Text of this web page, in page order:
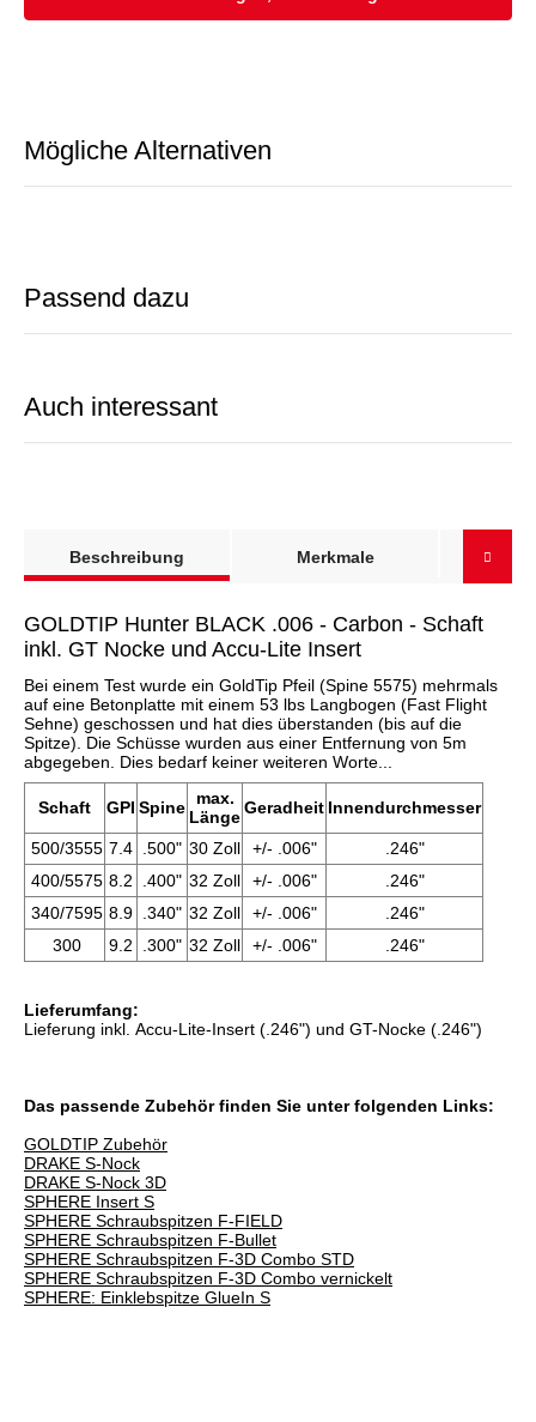
Mögliche Alternativen
Passend dazu
Auch interessant
Beschreibung
Merkmale
GOLDTIP Hunter BLACK .006 - Carbon - Schaft
inkl. GT Nocke und Accu-Lite Insert
Bei einem Test wurde ein GoldTip Pfeil (Spine 5575) mehrmals
auf eine Betonplatte mit einem 53 lbs Langbogen (Fast Flight
Sehne) geschossen und hat dies überstanden (bis auf die
Spitze). Die Schüsse wurden aus einer Entfernung von 5m
abgegeben. Dies bedarf keiner weiteren Worte...
Schaft GPI Spine
max.
LängeGeradheit Innendurchmesser
500/3555 7.4 .500" 30 Zoll +/- .006"
.246"
400/5575 8.2 .400" 32 Zoll +/- .006"
.246"
340/7595 8.9 .340" 32 Zoll +/- .006"
.246"
300
9.2 .300" 32 Zoll +/- .006" .246"
Lieferumfang:
Lieferung inkl. Accu-Lite-Insert (.246") und GT-Nocke (.246")
Das passende Zubehör finden Sie unter folgenden Links:
GOLDTIP Zubehör
DRAKE S-Nock
DRAKE S-Nock 3D
SPHERE Insert S
SPHERE Schraubspitzen F-FIELD
SPHERE Schraubspitzen F-Bullet
SPHERE Schraubspitzen F-3D Combo STD
SPHERE Schraubspitzen F-3D Combo vernickelt
SPHERE: Einklebspitze GlueIn S